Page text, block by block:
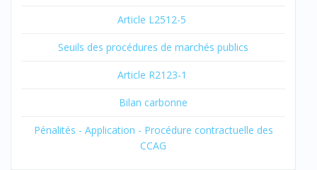
Article L2512-5
Seuils des procédures de marchés publics
Article R2123-1
Bilan carbonne
Pénalités - Application - Procédure contractuelle des
CCAG